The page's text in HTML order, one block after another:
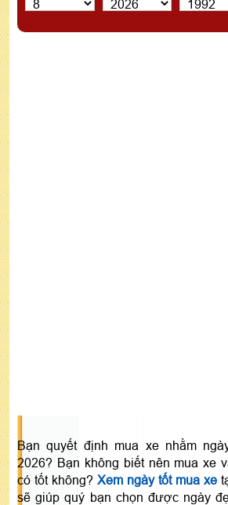
Bạn quyết định mua xe nhằm
2026? Bạn không biết nên mua xe
có tốt không? Xem ngày tốt mua xe
sẽ giúp quý bạn chọn được ngày